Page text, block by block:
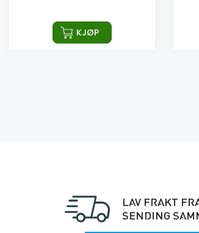
KJØP
LAV FRAKT
SENDING